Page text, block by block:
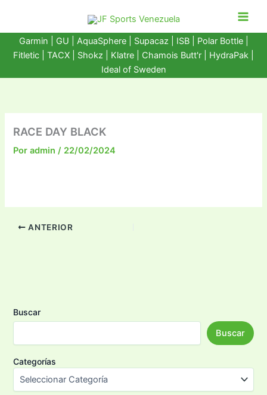
contenido
Garmin GU AquaSphere| Supacaz | ISB | Polar Bottle|
Fitletic
TACX Shokz Klatre Chamois Butt'r HydraPak
Ideal of Sweden
RACE DAY BLACK
Poradmin/ 22/02/2024
ANTERIOR
Buscar
Buscar
Categorías